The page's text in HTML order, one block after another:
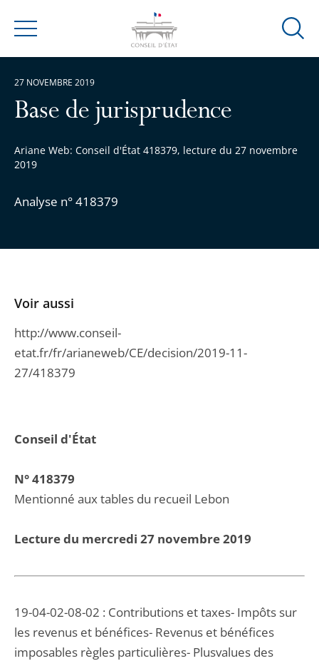
Menu
Ouvrir
Base de jurisprudence
Ariane Web: Conseil d'État 418379, lecture du 27 novembre
2019
Analyse n° 418379
27 NOVEMBRE 2019
Conseil d'État
N° 418379
Mentionné aux tables du recueil Lebon
Lecture du mercredi 27 novembre 2019
19-04-02-08-02 : Contributions et taxes- Impôts sur
les revenus et bénéfices- Revenus et bénéfices
imposables règles particulières- Plusvalues des
Voir aussi
http://www.conseil-
etat.fr/fr/arianeweb/CE/decision/2019-11-
27/418379